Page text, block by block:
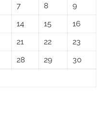
7 8
9
14 15
16
21 22
23
28 29
30